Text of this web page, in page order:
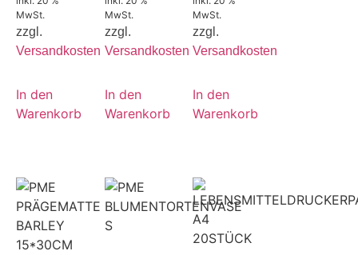
MwSt.
zzgl.
Versandkosten
In den
Warenkorb
MwSt.
zzgl.
Versandkosten
In den
Warenkorb
MwSt.
zzgl.
Versandkosten
In den
Warenkorb